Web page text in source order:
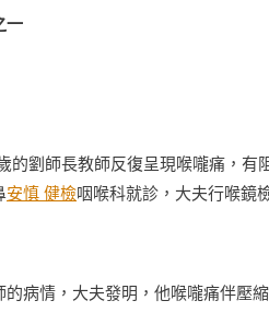
一
的劉師長教師反復呈現喉嚨痛，有
安慎 健檢咽喉科就診，大夫行喉鏡
情，大夫發明，他喉嚨痛伴壓縮